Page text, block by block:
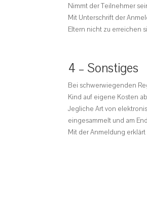
Nimmt der Teilnehmer
Mit Unterschrift der
Eltern nicht zu erreichen
4 – Sonstiges
Bei schwerwiegenden
Kind auf eigene Kosten
Jegliche Art von
eingesammelt und am
Mit der Anmeldung